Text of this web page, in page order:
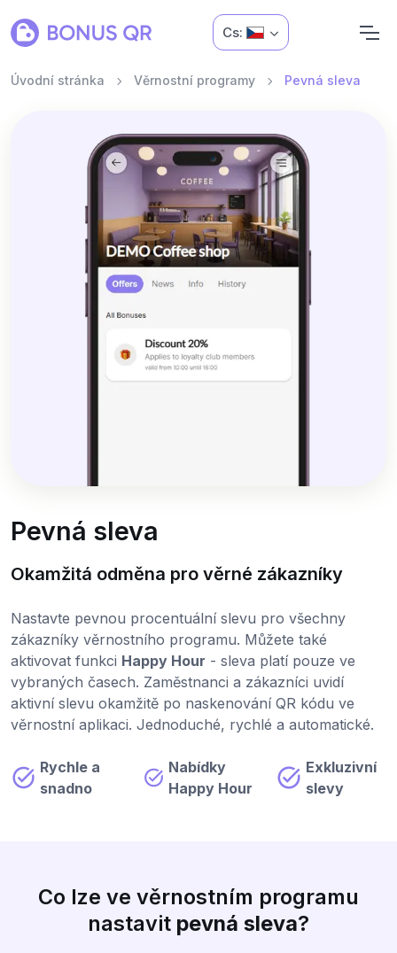
Cs:
Úvodní stránka Věrnostní programy Pevná sleva
Pevná sleva
Okamžitá odměna pro věrné zákazníky
Nastavte pevnou procentuální slevu pro všechny
zákazníky věrnostního programu. Můžete také
aktivovat funkci Happy Hour - sleva platí pouze ve
vybraných časech. Zaměstnanci a zákazníci uvidí
aktivní slevu okamžitě po naskenování QR kódu ve
věrnostní aplikaci. Jednoduché, rychlé a automatické.
Rychle a
snadno
Nabídky
Happy Hour
Exkluzivní
slevy
Co lze ve věrnostním programu
nastavit pevná sleva?